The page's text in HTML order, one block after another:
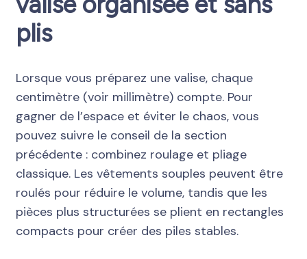
plis
Lorsque vous préparez une valise, chaque
centimètre (voir millimètre) compte. Pour
gagner de l’espace et éviter le chaos, vous
pouvez suivre le conseil de la section
précédente : combinez roulage et pliage
classique. Les vêtements souples peuvent être
roulés pour réduire le volume, tandis que les
pièces plus structurées se plient en rectangles
compacts pour créer des piles stables.